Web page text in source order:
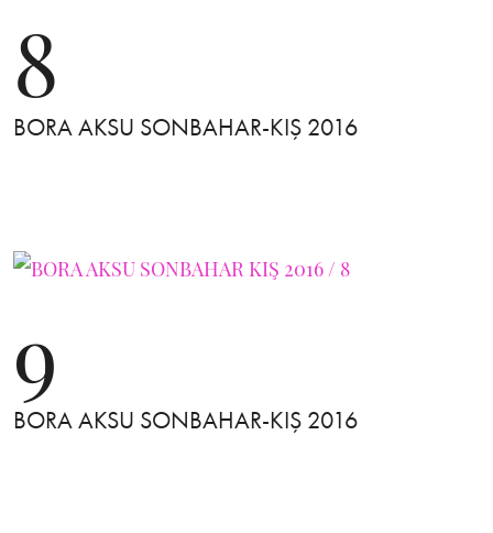
8
BORA AKSU SONBAHAR-KIŞ 2016
9
BORA AKSU SONBAHAR-KIŞ 2016